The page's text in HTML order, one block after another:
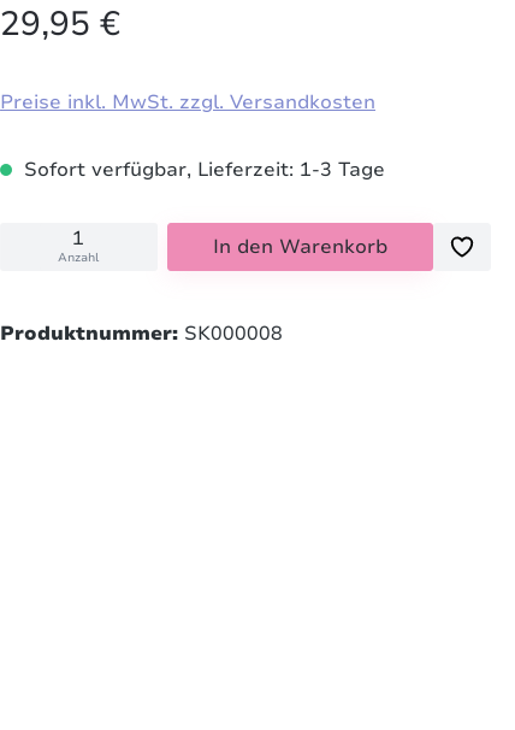
29,95 €
Preise inkl. MwSt. zzgl. Versandkosten
Sofort verfügbar, Lieferzeit: 1-3 Tage
Anzahl In den Warenkorb
Produktnummer: SK000008